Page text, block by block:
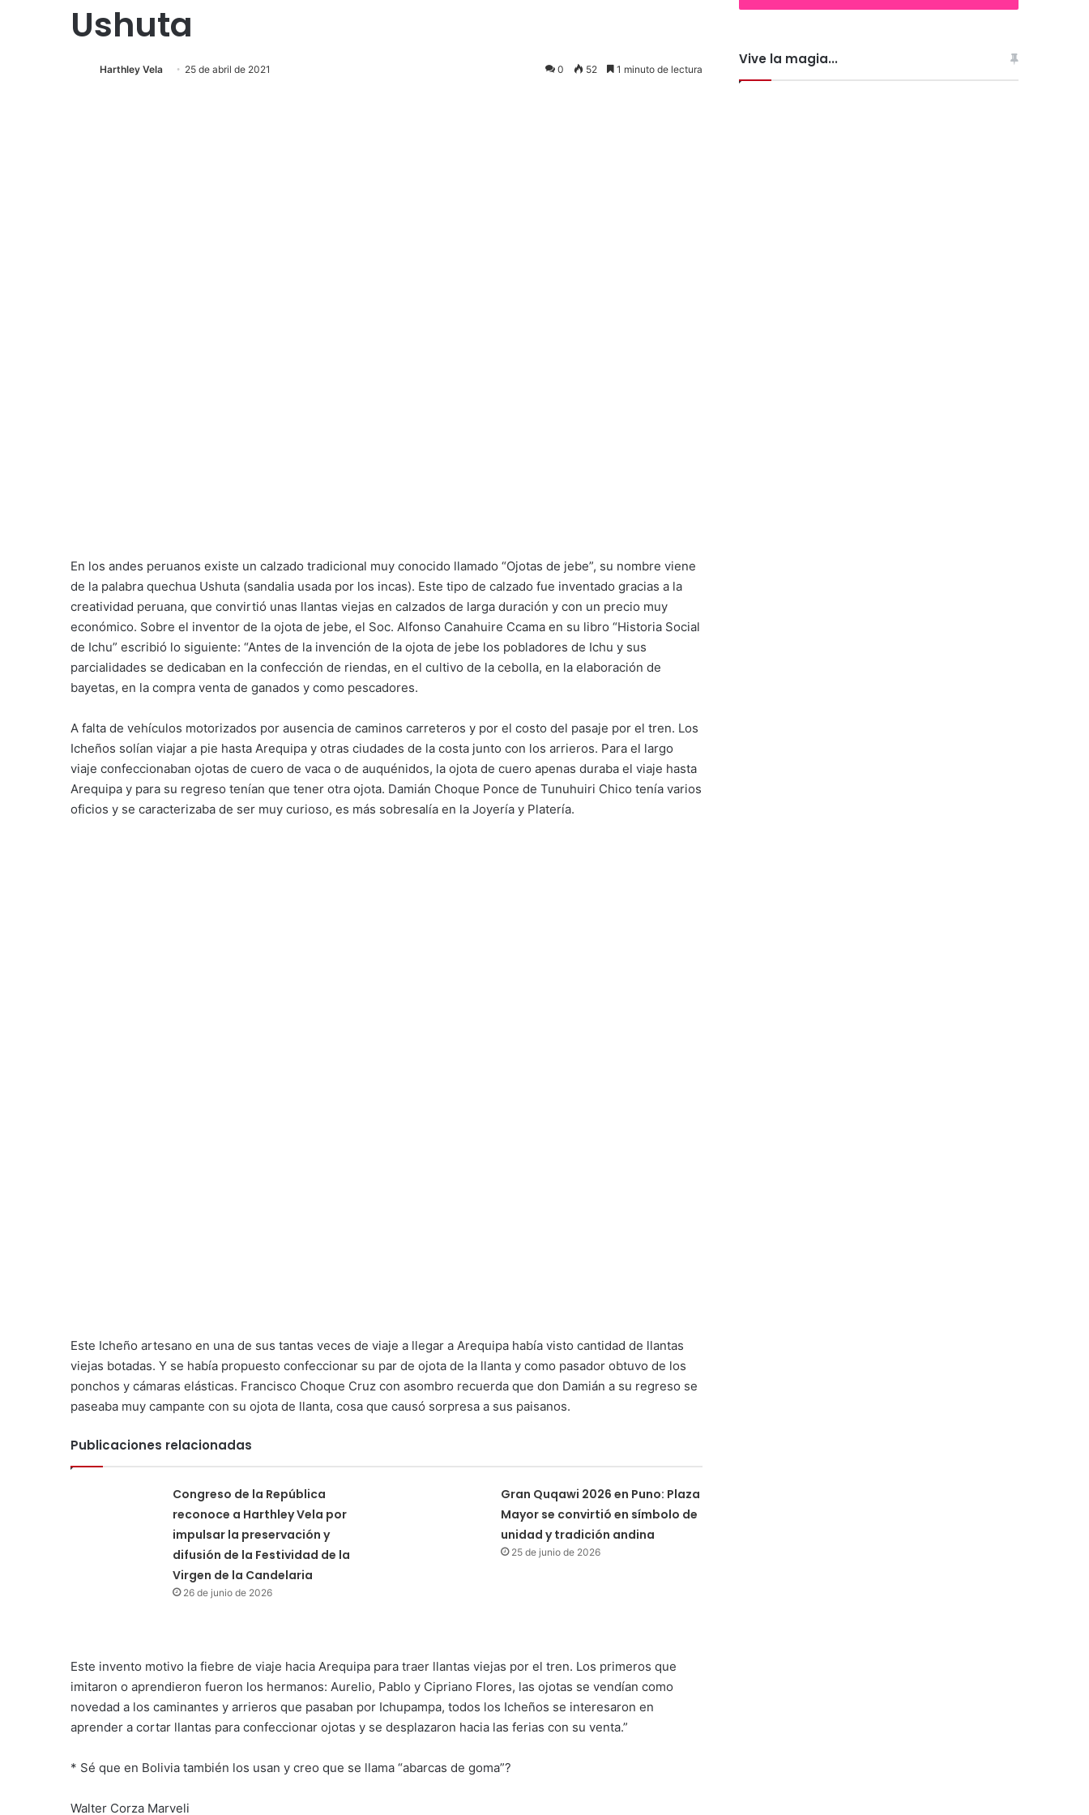
Ushuta
Harthley Vela 25 de abril de 2021 0 52 1 minuto de lectura
En los andes peruanos existe un calzado tradicional muy conocido llamado “Ojotas de jebe”, su nombre viene
de la palabra quechua Ushuta (sandalia usada por los incas). Este tipo de calzado fue inventado gracias a la
creatividad peruana, que convirtió unas llantas viejas en calzados de larga duración y con un precio muy
económico. Sobre el inventor de la ojota de jebe, el Soc. Alfonso Canahuire Ccama en su libro “Historia Social
de Ichu” escribió lo siguiente: “Antes de la invención de la ojota de jebe los pobladores de Ichu y sus
parcialidades se dedicaban en la confección de riendas, en el cultivo de la cebolla, en la elaboración de
bayetas, en la compra venta de ganados y como pescadores.
A falta de vehículos motorizados por ausencia de caminos carreteros y por el costo del pasaje por el tren. Los
Icheños solían viajar a pie hasta Arequipa y otras ciudades de la costa junto con los arrieros. Para el largo
viaje confeccionaban ojotas de cuero de vaca o de auquénidos, la ojota de cuero apenas duraba el viaje hasta
Arequipa y para su regreso tenían que tener otra ojota. Damián Choque Ponce de Tunuhuiri Chico tenía varios
oficios y se caracterizaba de ser muy curioso, es más sobresalía en la Joyería y Platería.
Este Icheño artesano en una de sus tantas veces de viaje a llegar a Arequipa había visto cantidad de llantas
viejas botadas. Y se había propuesto confeccionar su par de ojota de la llanta y como pasador obtuvo de los
ponchos y cámaras elásticas. Francisco Choque Cruz con asombro recuerda que don Damián a su regreso se
paseaba muy campante con su ojota de llanta, cosa que causó sorpresa a sus paisanos.
Publicaciones relacionadas
Congreso de la República
reconoce a Harthley Vela por
impulsar la preservación y
difusión de la Festividad de la
Virgen de la Candelaria
26 de junio de 2026
Gran Quqawi 2026 en Puno: Plaza
Mayor se convirtió en símbolo de
unidad y tradición andina
25 de junio de 2026
Este invento motivo la fiebre de viaje hacia Arequipa para traer llantas viejas por el tren. Los primeros que
imitaron o aprendieron fueron los hermanos: Aurelio, Pablo y Cipriano Flores, las ojotas se vendían como
novedad a los caminantes y arrieros que pasaban por Ichupampa, todos los Icheños se interesaron en
aprender a cortar llantas para confeccionar ojotas y se desplazaron hacia las ferias con su venta.”
* Sé que en Bolivia también los usan y creo que se llama “abarcas de goma”?
Walter Corza Marveli
Vive la magia...